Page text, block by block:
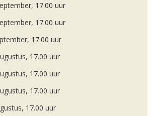
17.00 uur
17.00 uur
17.00 uur
17.00 uur
17.00 uur
17.00 uur
17.00 uur